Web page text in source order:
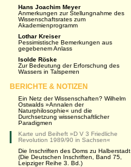
Hans Joachim Meyer
Anmerkungen zur Stellungnahme des
Wissenschaftsrates zum
Akademienprogramm
Lothar Kreiser
Pessimistische Bemerkungen aus
gegebenem Anlass
Isolde Röske
Zur Bedeutung der Erforschung des
Wassers in Talsperren
BERICHTE & NOTIZEN
Ein Netz der Wissenschaften? Wilhelm
Ostwalds »Annalen der
Naturphilosophie« und die
Durchsetzung wissenschaftlicher
Paradigmen
Karte und Beiheft »D V 3 Friedliche
Revolution 1989/90 in Sachsen«
Die Inschriften des Doms zu Halberstadt
(Die Deutschen Inschriften, Band 75,
Leipziger Reihe 3. Bd.)